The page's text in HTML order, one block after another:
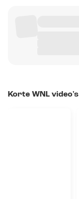
Korte WNL video's